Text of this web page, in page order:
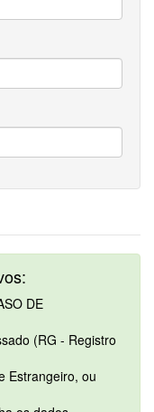
DE
(RG - Registro
Estrangeiro, ou